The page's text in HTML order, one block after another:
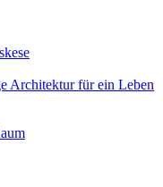
Architektur für ein Leben